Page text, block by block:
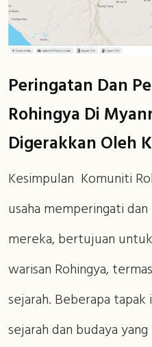
Peringatan Dan
Rohingya Di
Digerakkan Oleh
Kesimpulan Komuniti
usaha memperingati
mereka, bertujuan
warisan Rohingya,
sejarah. Beberapa
sejarah dan budaya yang